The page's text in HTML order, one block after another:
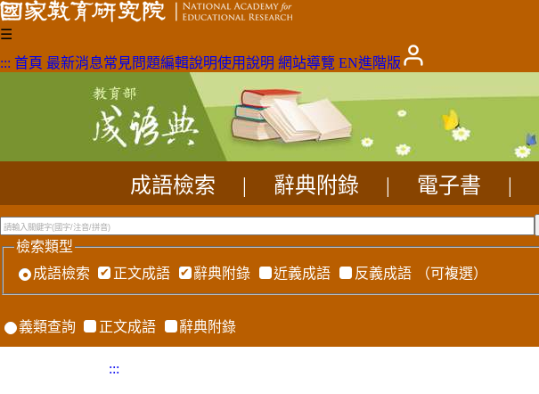
☰
::: 首頁 最新消息常見問題編輯說明使用說明 網站導覽 EN進階版
成語檢索 辭典附錄 電子書
檢索類型
成語檢索
正文成語 辭典附錄 近義成語 反義成語 （可複選）
義類查詢 正文成語 辭典附錄
:::